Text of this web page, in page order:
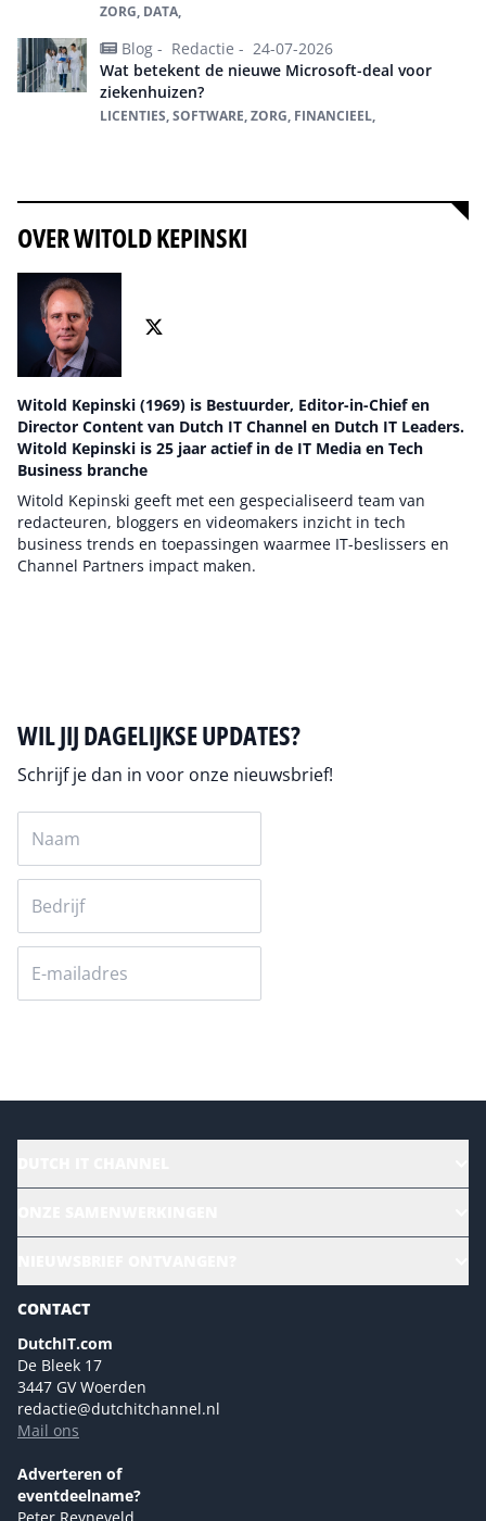
ZORG, DATA,
Blog - Redactie - 24-07-2026
Wat betekent de nieuwe Microsoft-deal voor
ziekenhuizen?
LICENTIES, SOFTWARE, ZORG, FINANCIEEL,
OVER WITOLD KEPINSKI
Witold Kepinski (1969) is Bestuurder, Editor-in-Chief en
Director Content van Dutch IT Channel en Dutch IT Leaders.
Witold Kepinski is 25 jaar actief in de IT Media en Tech
Business branche
Witold Kepinski geeft met een gespecialiseerd team van
redacteuren, bloggers en videomakers inzicht in tech
business trends en toepassingen waarmee IT-beslissers en
Channel Partners impact maken.
WIL JIJ DAGELIJKSE UPDATES?
Schrijf je dan in voor onze nieuwsbrief!
Magazines
Marketingmogelijkheden 2026
Eventmogelijkheden 2026
Advertising opportunities 2026 ENG
Event opportunities 2026 ENG
NL Digital
Versturen
CONTACT
DutchIT.com
De Bleek 17
3447 GV Woerden
redactie@dutchitchannel.nl
Mail ons
Adverteren of
eventdeelname?